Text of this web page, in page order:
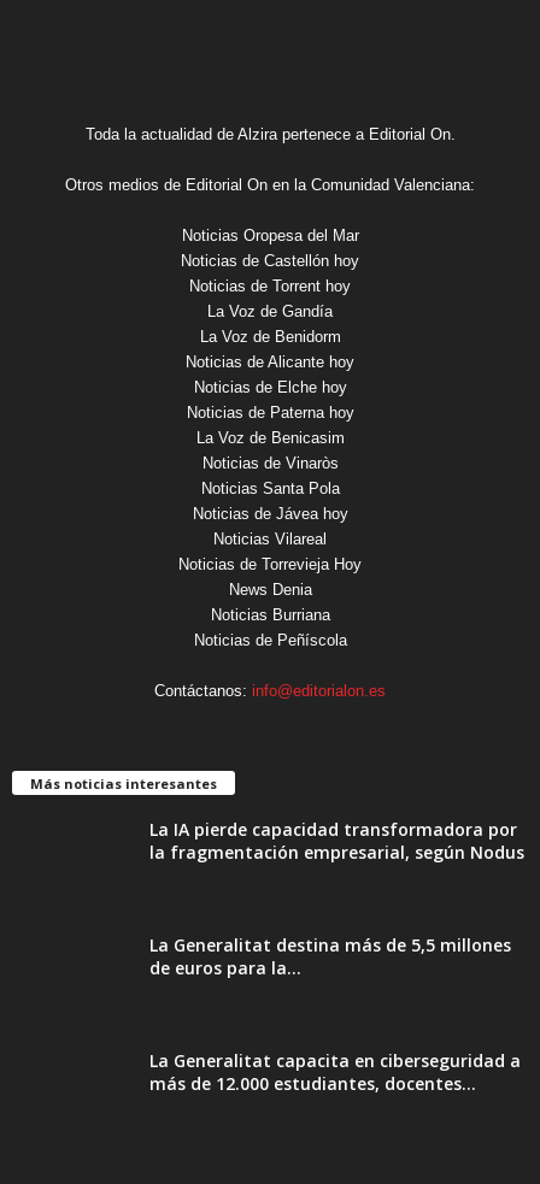
Toda la actualidad de Alzira pertenece a Editorial On.
Otros medios de Editorial On en la Comunidad Valenciana:
Noticias Oropesa del Mar
Noticias de Castellón hoy
Noticias de Torrent hoy
La Voz de Gandía
La Voz de Benidorm
Noticias de Alicante hoy
Noticias de Elche hoy
Noticias de Paterna hoy
La Voz de Benicasim
Noticias de Vinaròs
Noticias Santa Pola
Noticias de Jávea hoy
Noticias Vilareal
Noticias de Torrevieja Hoy
News Denia
Noticias Burriana
Noticias de Peñíscola
Contáctanos: info@editorialon.es
Más noticias interesantes
La IA pierde capacidad transformadora por
la fragmentación empresarial, según Nodus
La Generalitat destina más de 5,5 millones
de euros para la...
La Generalitat capacita en ciberseguridad a
más de 12.000 estudiantes, docentes...